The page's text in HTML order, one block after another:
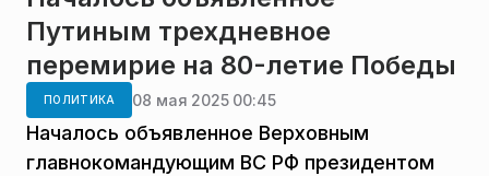
Путиным трехдневное
перемирие на 80-летие Победы
ПОЛИТИКА 08 мая 2025 00:45
Началось объявленное Верховным
главнокомандующим ВС РФ президентом